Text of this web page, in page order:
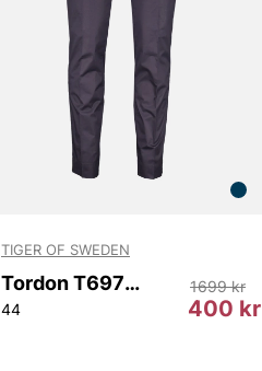
TIGER OF SWEDEN
Tordon T69785 284
44 400 kr
1699 kr